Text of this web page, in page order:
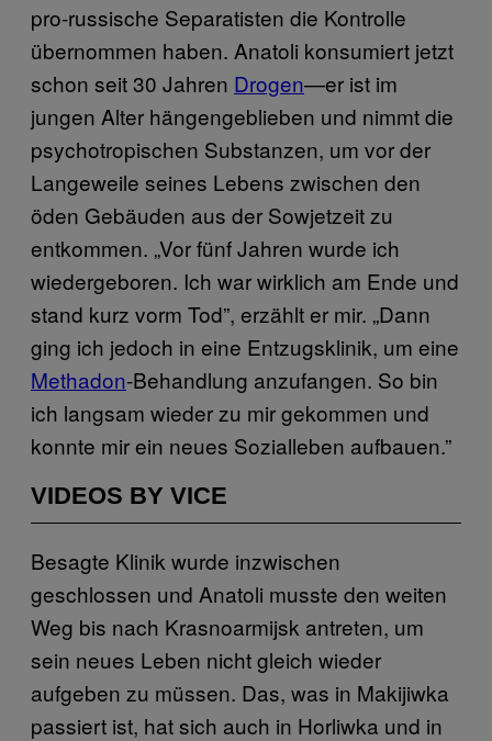
pro-russische Separatisten die Kontrolle
übernommen haben. Anatoli konsumiert jetzt
schon seit 30 Jahren Drogen—er ist im
jungen Alter hängengeblieben und nimmt die
psychotropischen Substanzen, um vor der
Langeweile seines Lebens zwischen den
öden Gebäuden aus der Sowjetzeit zu
entkommen. „Vor fünf Jahren wurde ich
wiedergeboren. Ich war wirklich am Ende und
stand kurz vorm Tod”, erzählt er mir. „Dann
ging ich jedoch in eine Entzugsklinik, um eine
Methadon-Behandlung anzufangen. So bin
ich langsam wieder zu mir gekommen und
konnte mir ein neues Sozialleben aufbauen.”
VIDEOS BY VICE
Besagte Klinik wurde inzwischen
geschlossen und Anatoli musste den weiten
Weg bis nach Krasnoarmijsk antreten, um
sein neues Leben nicht gleich wieder
aufgeben zu müssen. Das, was in Makijiwka
passiert ist, hat sich auch in Horliwka und in